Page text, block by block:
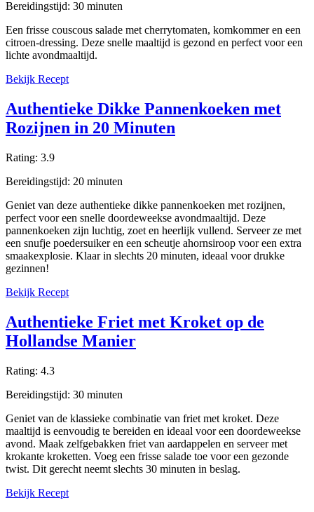
Bereidingstijd: 30 minuten
Een frisse couscous salade met cherrytomaten, komkommer en een
citroen-dressing. Deze snelle maaltijd is gezond en perfect voor een
lichte avondmaaltijd.
Bekijk Recept
Authentieke Dikke Pannenkoeken met
Rozijnen in 20 Minuten
Rating: 3.9
Bereidingstijd: 20 minuten
Geniet van deze authentieke dikke pannenkoeken met rozijnen,
perfect voor een snelle doordeweekse avondmaaltijd. Deze
pannenkoeken zijn luchtig, zoet en heerlijk vullend. Serveer ze met
een snufje poedersuiker en een scheutje ahornsiroop voor een extra
smaakexplosie. Klaar in slechts 20 minuten, ideaal voor drukke
gezinnen!
Bekijk Recept
Authentieke Friet met Kroket op de
Hollandse Manier
Rating: 4.3
Bereidingstijd: 30 minuten
Geniet van de klassieke combinatie van friet met kroket. Deze
maaltijd is eenvoudig te bereiden en ideaal voor een doordeweekse
avond. Maak zelfgebakken friet van aardappelen en serveer met
krokante kroketten. Voeg een frisse salade toe voor een gezonde
twist. Dit gerecht neemt slechts 30 minuten in beslag.
Bekijk Recept